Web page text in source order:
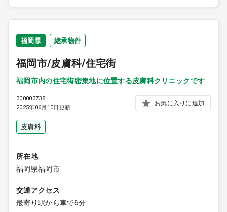
福岡県 継承物件
福岡市/皮膚科/住宅街
福岡市内の住宅街密集地に位置する皮膚科クリニックです
300003738
2025年06月10日更新
お気に入りに追加
皮膚科
所在地
福岡県福岡市
交通アクセス
最寄り駅から車で6分